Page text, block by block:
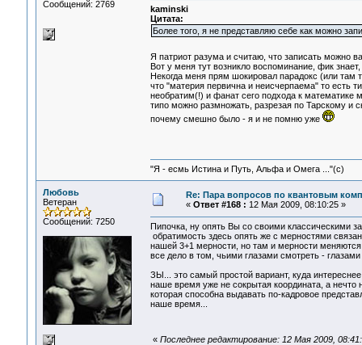
Сообщений: 2769
kaminski
Цитата:
Более того, я не представляю себе как можно
Я патриот разума и считаю, что записать можно
Вот у меня тут возникло воспоминание, фик
Некогда меня прям шокировал парадокс (или там
что "материя первична и неисчерпаема" то есть
необратим(!) и фанат сего подхода к математике
типо можно размножать, разрезая по Тарскому
почему смешно было - я и не помню уже
"Я - есмь Истина и Путь, Альфа и Омега ..."(с)
Любовь
Ветеран
Сообщений: 7250
Re: Пара вопросов по квантовым
« Ответ #168 : 12 Мая 2009, 08:10:25 »
Пипочка, ну опять Вы со своими классическими
обратимость здесь опять же с мерностями
нашей 3+1 мерности, но там и мерности
все дело в том, чьими глазами смотреть -
ЗЫ... это самый простой вариант, куда
наше время уже не сокрытая координата, а нечто
которая способна выдавать по-кадровое
наше время...
« Последнее редактирование: 12 Мая 2009,